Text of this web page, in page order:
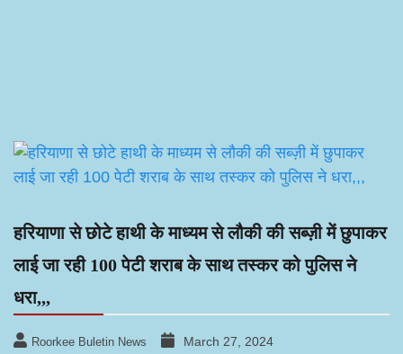
हरियाणा से छोटे हाथी के माध्यम से लौकी की सब्ज़ी में छुपाकर
लाई जा रही 100 पेटी शराब के साथ तस्कर को पुलिस ने
धरा,,,
Roorkee Buletin News March 27, 2024